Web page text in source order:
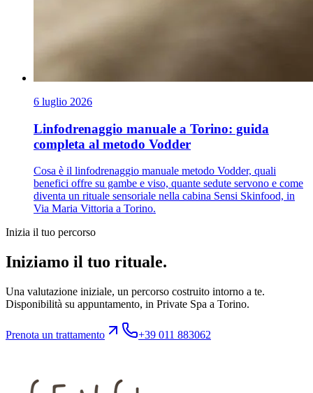
6 luglio 2026
Linfodrenaggio manuale a Torino: guida
completa al metodo Vodder
Cosa è il linfodrenaggio manuale metodo Vodder, quali
benefici offre su gambe e viso, quante sedute servono e come
diventa un rituale sensoriale nella cabina Sensi Skinfood, in
Via Maria Vittoria a Torino.
Inizia il tuo percorso
Iniziamo il tuo rituale.
Una valutazione iniziale, un percorso costruito intorno a te.
Disponibilità su appuntamento, in Private Spa a Torino.
Prenota un trattamento +39 011 883062